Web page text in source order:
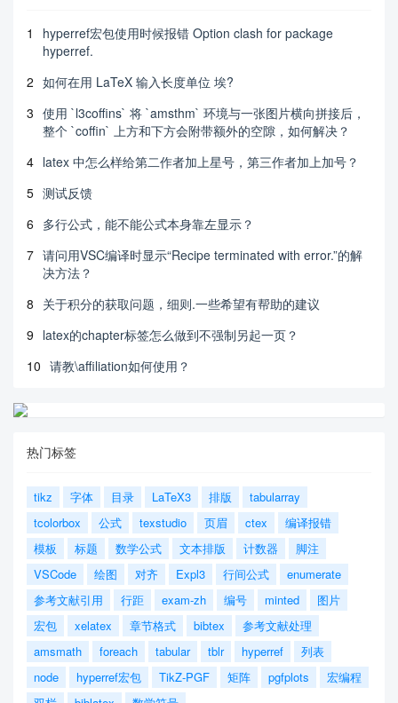
1
hyperref宏包使用时候报错 Option clash for package
hyperref.
2 如何在用 LaTeX 输入长度单位 埃?
3 使用 `l3coffins` 将 `amsthm` 环境与一张图片横向拼接后，
整个 `coffin` 上方和下方会附带额外的空隙，如何解决？
4 latex 中怎么样给第二作者加上星号，第三作者加上加号？
5 测试反馈
6 多行公式，能不能公式本身靠左显示？
7 请问用VSC编译时显示“Recipe terminated with error.”的解
决方法？
8 关于积分的获取问题，细则.一些希望有帮助的建议
9 latex的chapter标签怎么做到不强制另起一页？
10 请教\affiliation如何使用？
热门标签
tikz 字体 目录 LaTeX3 排版
tabularray
tcolorbox
公式 texstudio 页眉 ctex
编译报错
模板
标题 数学公式 文本排版 计数器
脚注
VSCode
绘图 对齐 Expl3 行间公式
enumerate
参考文献引用
行距 exam-zh 编号 minted
图片
宏包
xelatex 章节格式 bibtex
参考文献处理
amsmath
foreach tabular tblr hyperref
列表
node
hyperref宏包 TikZ-PGF 矩阵 pgfplots
宏编程